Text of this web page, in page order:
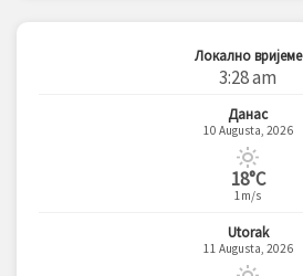
Локално вријеме
3:28 am
Данас
10 Augusta, 2026
18°C
1m/s
Utorak
11 Augusta, 2026